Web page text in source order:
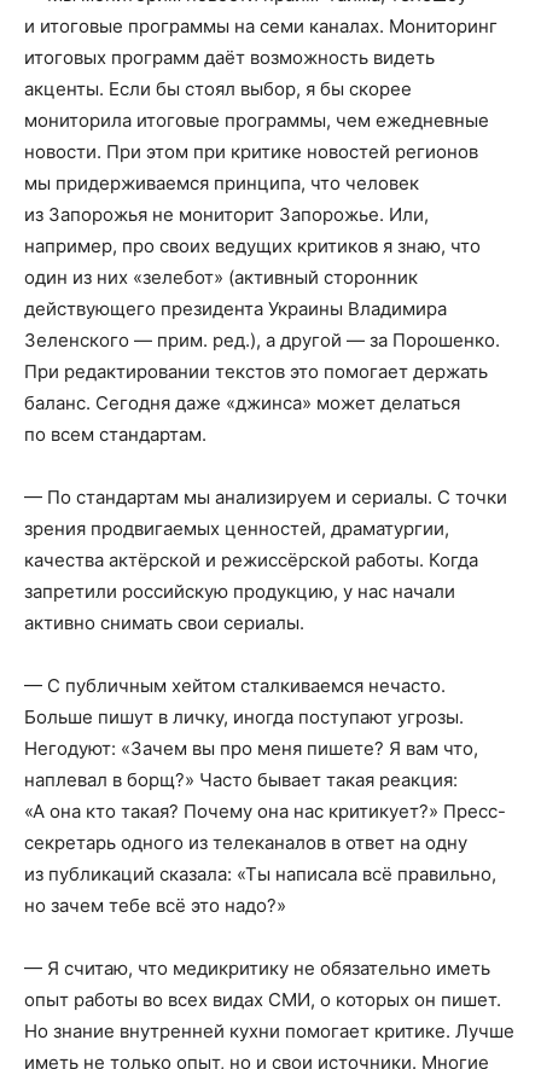
и итоговые программы на семи каналах. Мониторинг
итоговых программ даёт возможность видеть
акценты. Если бы стоял выбор, я бы скорее
мониторила итоговые программы, чем ежедневные
новости. При этом при критике новостей регионов
мы придерживаемся принципа, что человек
из Запорожья не мониторит Запорожье. Или,
например, про своих ведущих критиков я знаю, что
один из них «зелебот» (активный сторонник
действующего президента Украины Владимира
Зеленского — прим. ред.), а другой — за Порошенко.
При редактировании текстов это помогает держать
баланс. Сегодня даже «джинса» может делаться
по всем стандартам.
— По стандартам мы анализируем и сериалы. С точки
зрения продвигаемых ценностей, драматургии,
качества актёрской и режиссёрской работы. Когда
запретили российскую продукцию, у нас начали
активно снимать свои сериалы.
— С публичным хейтом сталкиваемся нечасто.
Больше пишут в личку, иногда поступают угрозы.
Негодуют: «Зачем вы про меня пишете? Я вам что,
наплевал в борщ?» Часто бывает такая реакция:
«А она кто такая? Почему она нас критикует?» Пресс-
секретарь одного из телеканалов в ответ на одну
из публикаций сказала: «Ты написала всё правильно,
но зачем тебе всё это надо?»
— Я считаю, что медикритику не обязательно иметь
опыт работы во всех видах СМИ, о которых он пишет.
Но знание внутренней кухни помогает критике. Лучше
иметь не только опыт, но и свои источники. Многие